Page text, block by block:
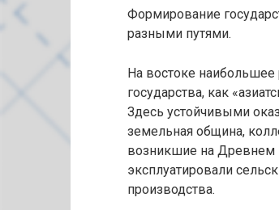
Формирование
разными путями.
На востоке наибольшее
государства, как
Здесь устойчивыми
земельная община,
возникшие на Древнем
эксплуатировали
производства.